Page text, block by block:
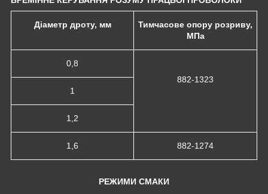
Діаметр дроту, мм
Тимчасове опору розриву,
МПа
0,8
882-1323
1
1,2
1,6 882-1274
РЕЖИМИ СМАКИ